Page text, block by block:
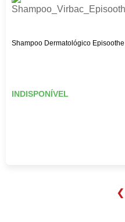
Shampoo Dermatológico Episoothe
INDISPONÍVEL